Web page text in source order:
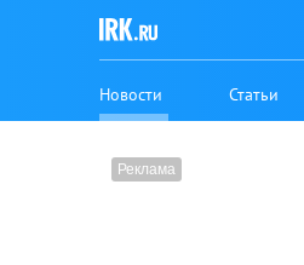
Новости Статьи